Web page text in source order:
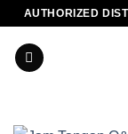
Skip
content
AUTHORIZED